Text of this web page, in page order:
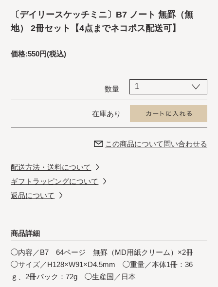
〔デイリースケッチミニ〕B7 ノート 無罫（無
地） 2冊セット【4点までネコポス配送可】
価格:550円(税込)
数量
在庫あり
この商品について問い合わせる
配送方法・送料について
ギフトラッピングについて
返品について
商品詳細
◯内容／B7 64ページ 無罫（MD用紙クリーム）×2冊
◯サイズ／H128×W91×D4.5mm ◯重量／本体1冊：36
ｇ、2冊パック：72g ◯生産国／日本